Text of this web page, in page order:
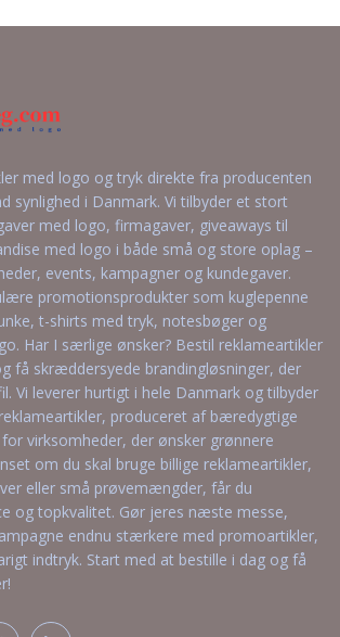
tilbud
med logo og tryk direkte fra producenten
synlighed i Danmark. Vi tilbyder et stort
med logo, firmagaver, giveaways til
med logo i både små og store oplag –
events, kampagner og kundegaver.
promotionsprodukter som kuglepenne
t-shirts med tryk, notesbøger og
Har I særlige ønsker? Bestil reklameartikler
få skræddersyede brandingløsninger, der
Vi leverer hurtigt i hele Danmark og tilbyder
produceret af bæredygtige
virksomheder, der ønsker grønnere
om du skal bruge billige reklameartikler,
eller små prøvemængder, får du
og topkvalitet. Gør jeres næste messe,
endnu stærkere med promoartikler,
indtryk. Start med at bestille i dag og få